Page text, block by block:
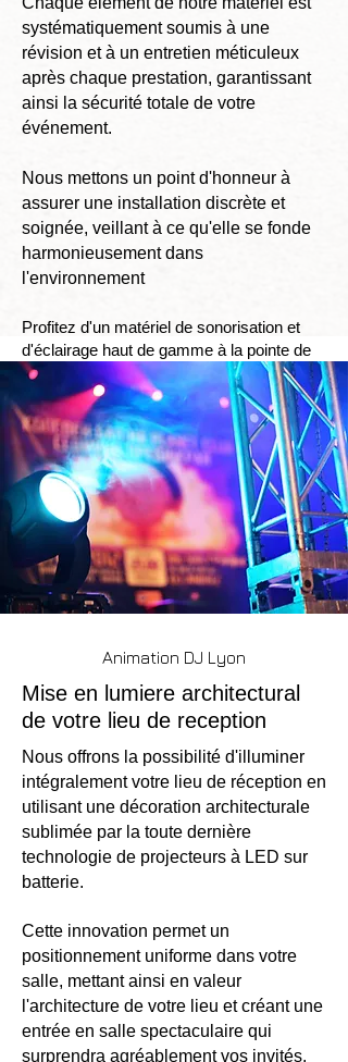
systématiquement soumis à une
révision et à un entretien méticuleux
après chaque prestation, garantissant
ainsi la sécurité totale de votre
événement.
Nous mettons un point d'honneur à
assurer une installation discrète et
soignée, veillant à ce qu'elle se fonde
harmonieusement dans
l'environnement
Profitez d'un matériel de sonorisation et
d'éclairage haut de gamme à la pointe de
la technologie,
Bénéficiez d'une installation technique
soignée et d'une qualité exceptionnelle,
Animation DJ Lyon
Mise en lumiere architectural
de votre lieu de reception
Nous offrons la possibilité d'illuminer
intégralement votre lieu de réception en
utilisant une décoration architecturale
sublimée par la toute dernière
technologie de projecteurs à LED sur
batterie.
Cette innovation permet un
positionnement uniforme dans votre
salle, mettant ainsi en valeur
l'architecture de votre lieu et créant une
entrée en salle spectaculaire qui
surprendra agréablement vos invités.